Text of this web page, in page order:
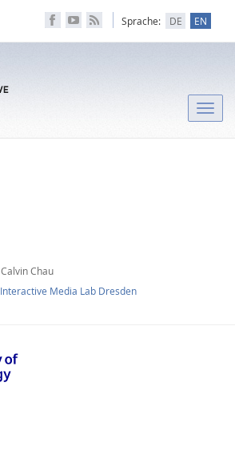
Sprache: DE EN
Toggle
Calvin Chau
Interactive Media Lab Dresden